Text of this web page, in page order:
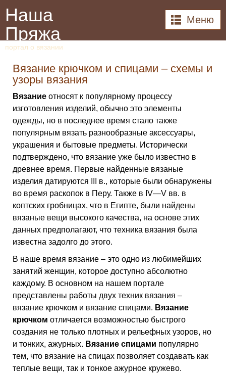
Наша
Пряжа
портал о вязании
Меню
Вязание крючком и спицами – схемы и
узоры вязания
Вязание относят к популярному процессу
изготовления изделий, обычно это элементы
одежды, но в последнее время стало также
популярным вязать разнообразные аксессуары,
украшения и бытовые предметы. Исторически
подтверждено, что вязание уже было известно в
древнее время. Первые найденные вязаные
изделия датируются III в., которые были обнаружены
во время раскопок в Перу. Также в IV—V вв. в
коптских гробницах, что в Египте, были найдены
вязаные вещи высокого качества, на основе этих
данных предполагают, что техника вязания была
известна задолго до этого.
В наше время вязание – это одно из любимейших
занятий женщин, которое доступно абсолютно
каждому. В основном на нашем портале
представлены работы двух техник вязания –
вязание крючком и вязание спицами. Вязание
крючком отличается возможностью быстрого
создания не только плотных и рельефных узоров, но
и тонких, ажурных. Вязание спицами популярно
тем, что вязание на спицах позволяет создавать как
теплые вещи, так и тонкое ажурное кружево.